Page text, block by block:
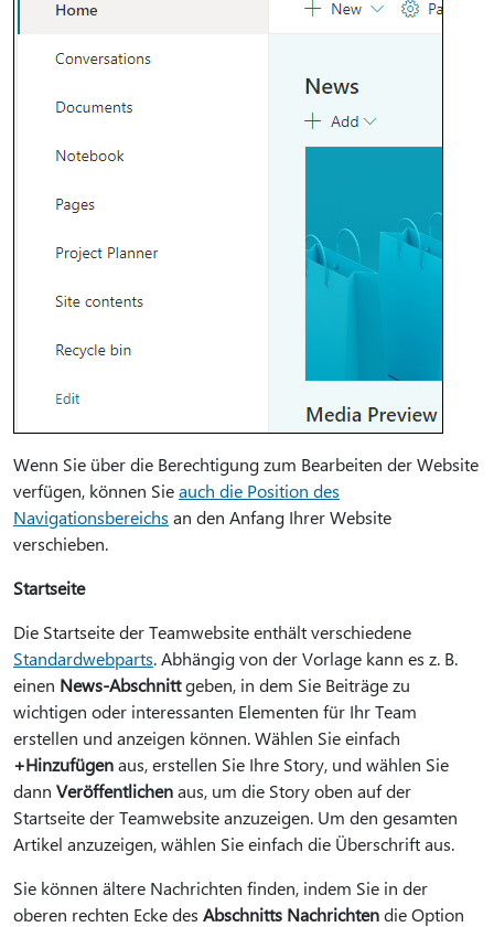
Wenn Sie über die Berechtigung zum Bearbeiten der Website
verfügen, können Sieauch die Position des
Navigationsbereichs an den Anfang Ihrer Website
verschieben.
Startseite
Die Startseite der Teamwebsite enthält verschiedene
Standardwebparts. Abhängig von der Vorlage kann es z. B.
einen News-Abschnittgeben, in dem Sie Beiträge zu
wichtigen oder interessanten Elementen für Ihr Team
erstellen und anzeigen können. Wählen Sie einfach
+Hinzufügenaus, erstellen Sie Ihre Story, und wählen Sie
dann Veröffentlichenaus, um die Story oben auf der
Startseite der Teamwebsite anzuzeigen. Um den gesamten
Artikel anzuzeigen, wählen Sie einfach die Überschrift aus.
Sie können ältere Nachrichten finden, indem Sie in der
oberen rechten Ecke des Abschnitts Nachrichtendie Option